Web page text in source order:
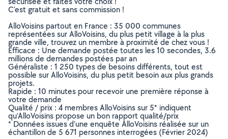
C’est gratuit et sans commission !
AlloVoisins partout en France : 35 000 communes
représentées sur AlloVoisins, du plus petit village à la plus
grande ville, trouvez un membre à proximité de chez vous !
Efficace : Une demande postée toutes les 10 secondes, 3.6
millions de demandes postées par an
Généraliste : 1 250 types de besoins différents, tout est
possible sur AlloVoisins, du plus petit besoin aux plus grands
projets.
Rapide : 10 minutes pour recevoir une première réponse à
votre demande
Qualité / prix : 4 membres AlloVoisins sur 5* indiquent
qu’AlloVoisins propose un bon rapport qualité/prix
* Données issues d’une enquête AlloVoisins réalisée sur un
échantillon de 5 671 personnes interrogées (Février 2024)